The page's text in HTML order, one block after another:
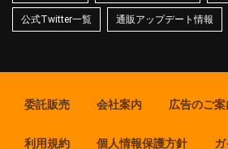
公式Twitter一覧 通販アップデート情報
委託販売 会社案内 広告のご案
利用規約 個人情報保護方針